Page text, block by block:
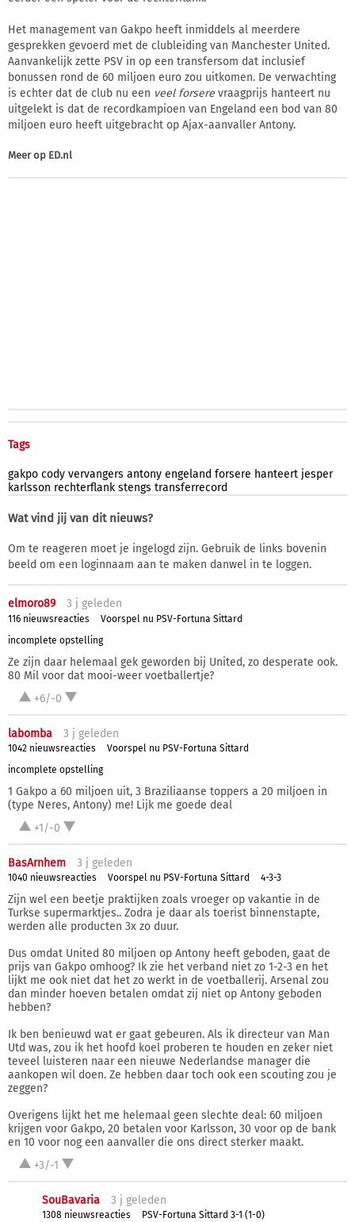
Het management van Gakpo heeft inmiddels al meerdere
gesprekken gevoerd met de clubleiding van Manchester United.
Aanvankelijk zette PSV in op een transfersom dat inclusief
bonussen rond de 60 miljoen euro zou uitkomen. De verwachting
is echter dat de club nu een veel forsere vraagprijs hanteert nu
uitgelekt is dat de recordkampioen van Engeland een bod van 80
miljoen euro heeft uitgebracht op Ajax-aanvaller Antony.
Meer op ED.nl
Tags
gakpo cody vervangers antony engeland forsere hanteert jesper
karlsson rechterflank stengs transferrecord
Wat vind jij van dit nieuws?
Om te reageren moet je ingelogd zijn. Gebruik de links bovenin
beeld om een loginnaam aan te maken danwel in te loggen.
elmoro89 3 j geleden
116 nieuwsreacties
Voorspel nu PSV-Fortuna Sittard
incomplete opstelling
Ze zijn daar helemaal gek geworden bij United, zo desperate ook.
80 Mil voor dat mooi-weer voetballertje?
+6/-0
labomba 3 j geleden
1042 nieuwsreacties
Voorspel nu PSV-Fortuna Sittard
incomplete opstelling
1 Gakpo a 60 miljoen uit, 3 Braziliaanse toppers a 20 miljoen in
(type Neres, Antony) me! Lijk me goede deal
+1/-0
BasArnhem 3 j geleden
1040 nieuwsreacties Voorspel nu PSV-Fortuna Sittard 4-3-3
Zijn wel een beetje praktijken zoals vroeger op vakantie in de
Turkse supermarktjes.. Zodra je daar als toerist binnenstapte,
werden alle producten 3x zo duur.
Dus omdat United 80 miljoen op Antony heeft geboden, gaat de
prijs van Gakpo omhoog? Ik zie het verband niet zo 1-2-3 en het
lijkt me ook niet dat het zo werkt in de voetballerij. Arsenal zou
dan minder hoeven betalen omdat zij niet op Antony geboden
hebben?
Ik ben benieuwd wat er gaat gebeuren. Als ik directeur van Man
Utd was, zou ik het hoofd koel proberen te houden en zeker niet
teveel luisteren naar een nieuwe Nederlandse manager die
aankopen wil doen. Ze hebben daar toch ook een scouting zou je
zeggen?
Overigens lijkt het me helemaal geen slechte deal: 60 miljoen
krijgen voor Gakpo, 20 betalen voor Karlsson, 30 voor op de bank
en 10 voor nog een aanvaller die ons direct sterker maakt.
+3/-1
SouBavaria 3 j geleden
1308 nieuwsreacties
PSV-Fortuna Sittard 3-1 (1-0)